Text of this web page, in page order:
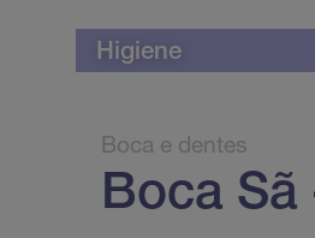
Higiene
Boca e dentes
Boca